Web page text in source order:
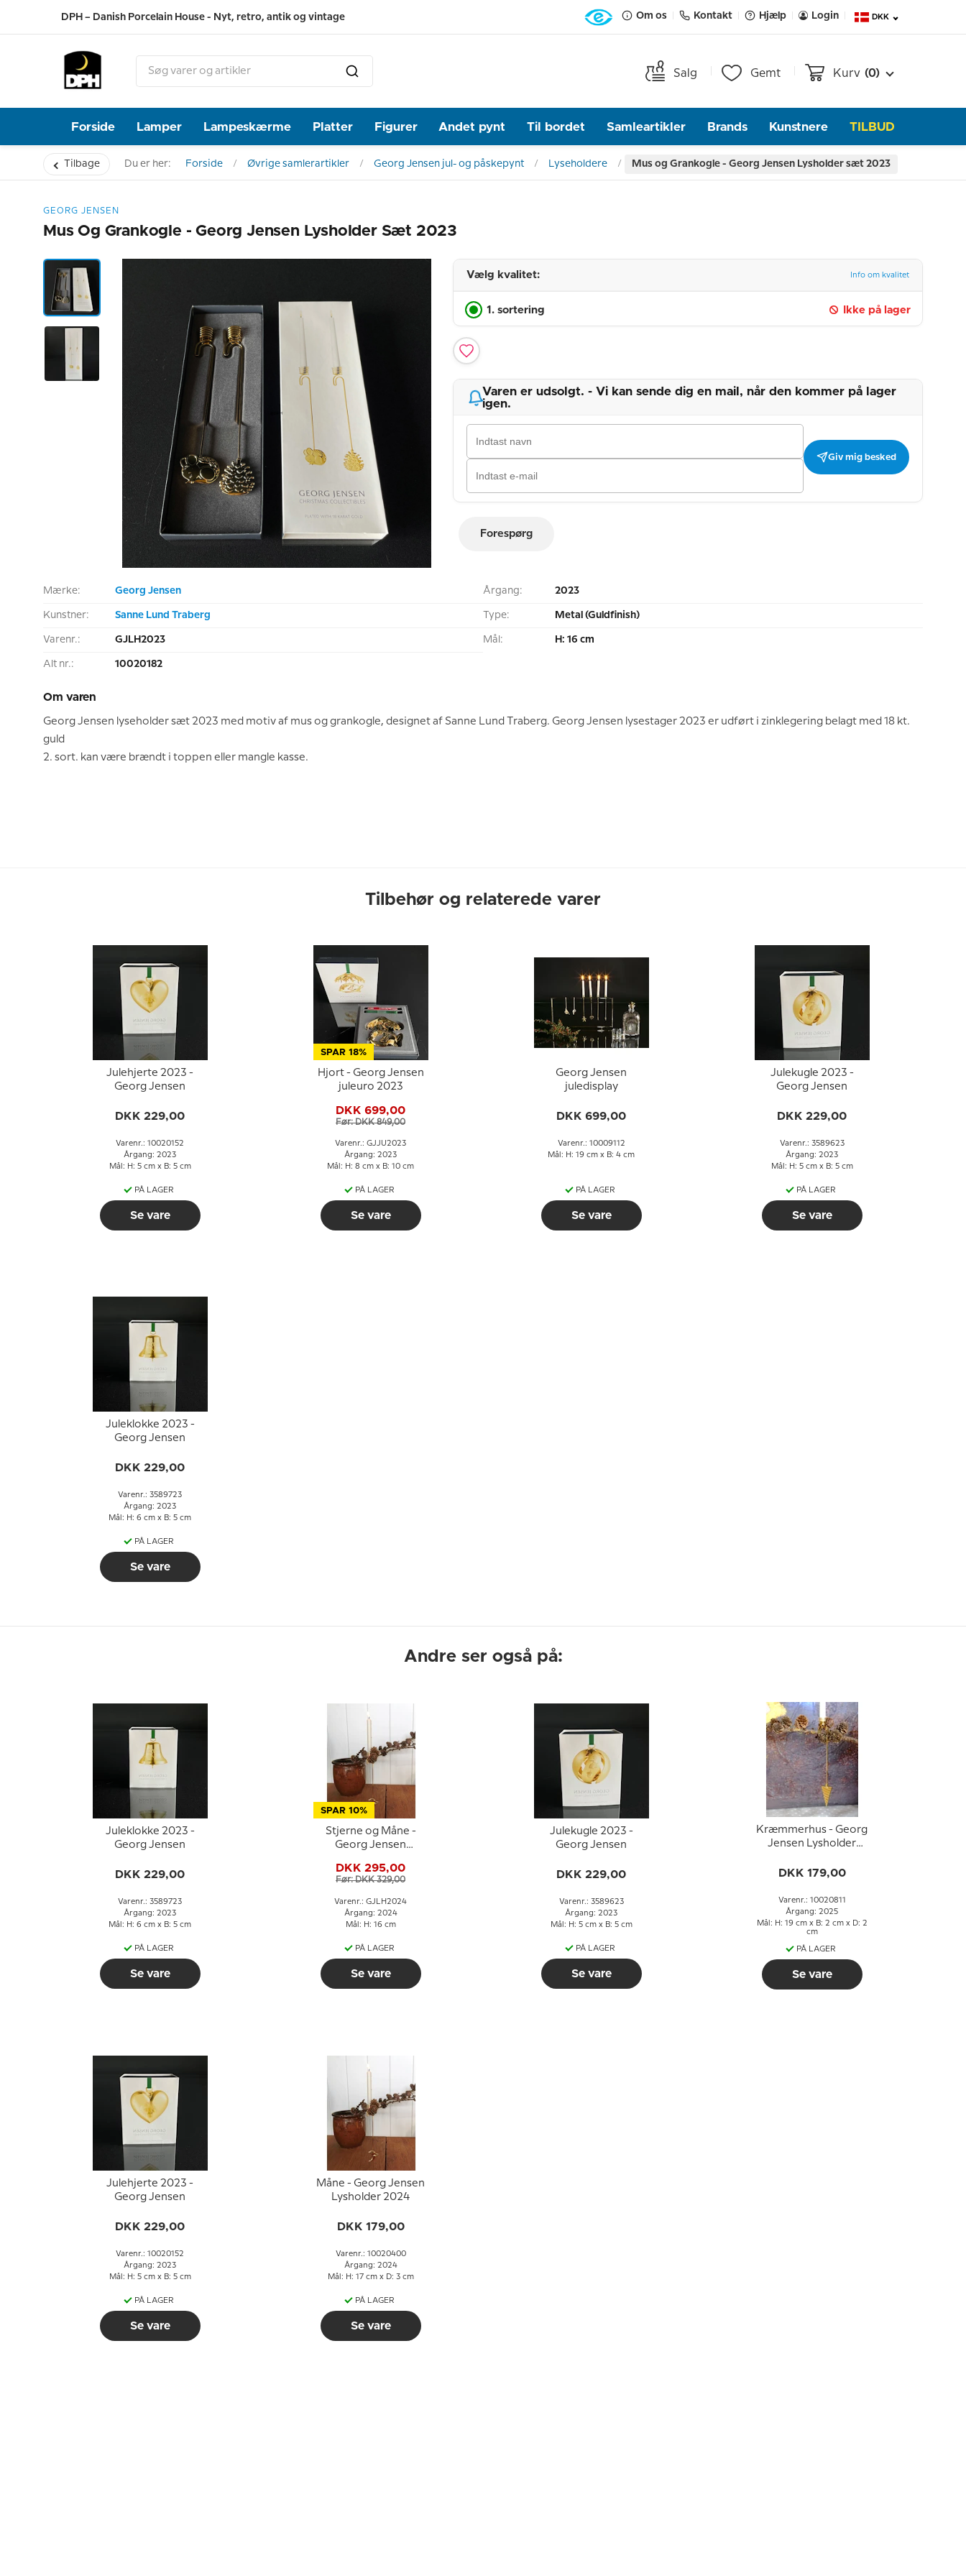
DPH – Danish Porcelain House - Nyt, retro, antik og vintage Om os Kontakt Hjælp Login DKK
Salg Gemt Kurv (0)
Forside Lamper Lampeskærme Platter Figurer Andet pynt Til bordet Samleartikler Brands Kunstnere TILBUD
Tilbage Du er her: Forside Øvrige samlerartikler Georg Jensen jul- og påskepynt Lyseholdere Mus og Grankogle - Georg Jensen Lysholder sæt 2023
GEORG JENSEN
Mus Og Grankogle - Georg Jensen Lysholder Sæt 2023
Vælg kvalitet: Info om kvalitet
1. sortering Ikke på lager
Varen er udsolgt. - Vi kan sende dig en mail, når den kommer på lager
igen.
Giv mig besked
Forespørg
Mærke: Georg Jensen
Kunstner: Sanne Lund Traberg
Varenr.: GJLH2023
Alt nr.: 10020182
Årgang: 2023
Type: Metal (Guldfinish)
Mål: H: 16 cm
Om varen
Georg Jensen lyseholder sæt 2023 med motiv af mus og grankogle, designet af Sanne Lund Traberg. Georg Jensen lysestager 2023 er udført i zinklegering belagt med 18 kt.
guld
2. sort. kan være brændt i toppen eller mangle kasse.
Tilbehør og relaterede varer
Julehjerte 2023 -
Georg Jensen
DKK 229,00
Varenr.: 10020152
Årgang: 2023
Mål: H: 5 cm x B: 5 cm
PÅ LAGER
Se vare
SPAR 18%
Hjort - Georg Jensen
juleuro 2023
DKK 699,00
Før: DKK 849,00
Varenr.: GJJU2023
Årgang: 2023
Mål: H: 8 cm x B: 10 cm
PÅ LAGER
Se vare
Georg Jensen
juledisplay
DKK 699,00
Varenr.: 10009112
Mål: H: 19 cm x B: 4 cm
PÅ LAGER
Se vare
Julekugle 2023 -
Georg Jensen
DKK 229,00
Varenr.: 3589623
Årgang: 2023
Mål: H: 5 cm x B: 5 cm
PÅ LAGER
Se vare
Juleklokke 2023 -
Georg Jensen
DKK 229,00
Varenr.: 3589723
Årgang: 2023
Mål: H: 6 cm x B: 5 cm
PÅ LAGER
Se vare
Andre ser også på:
Juleklokke 2023 -
Georg Jensen
DKK 229,00
Varenr.: 3589723
Årgang: 2023
Mål: H: 6 cm x B: 5 cm
PÅ LAGER
Se vare
SPAR 10%
Stjerne og Måne -
Georg Jensen
DKK 295,00
Før: DKK 329,00
Varenr.: GJLH2024
Årgang: 2024
Mål: H: 16 cm
PÅ LAGER
Se vare
Julekugle 2023 -
Georg Jensen
DKK 229,00
Varenr.: 3589623
Årgang: 2023
Mål: H: 5 cm x B: 5 cm
PÅ LAGER
Se vare
Kræmmerhus - Georg
Jensen Lysholder
DKK 179,00
Varenr.: 10020811
Årgang: 2025
Mål: H: 19 cm x B: 2 cm x D: 2
cm
PÅ LAGER
Se vare
Julehjerte 2023 -
Georg Jensen
DKK 229,00
Varenr.: 10020152
Årgang: 2023
Mål: H: 5 cm x B: 5 cm
PÅ LAGER
Se vare
Måne - Georg Jensen
Lysholder 2024
DKK 179,00
Varenr.: 10020400
Årgang: 2024
Mål: H: 17 cm x D: 3 cm
PÅ LAGER
Se vare